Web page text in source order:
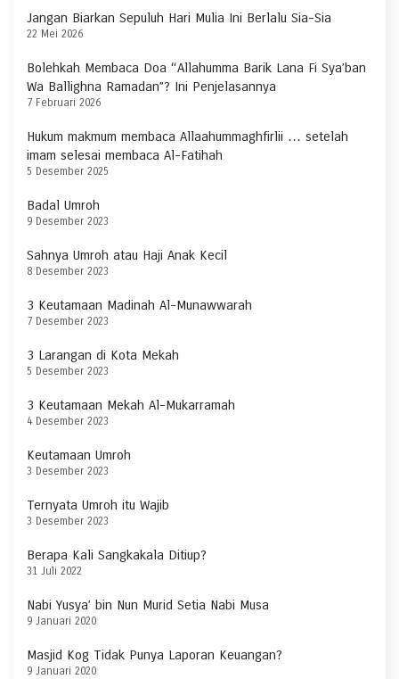
Jangan Biarkan Sepuluh Hari Mulia Ini Berlalu Sia-Sia
22 Mei 2026
Bolehkah Membaca Doa “Allahumma Barik Lana Fi Sya’ban
Wa Ballighna Ramadan”? Ini Penjelasannya
7 Februari 2026
Hukum makmum membaca Allaahummaghfirlii … setelah
imam selesai membaca Al-Fatihah
5 Desember 2025
Badal Umroh
9 Desember 2023
Sahnya Umroh atau Haji Anak Kecil
8 Desember 2023
3 Keutamaan Madinah Al-Munawwarah
7 Desember 2023
3 Larangan di Kota Mekah
5 Desember 2023
3 Keutamaan Mekah Al-Mukarramah
4 Desember 2023
Keutamaan Umroh
3 Desember 2023
Ternyata Umroh itu Wajib
3 Desember 2023
Berapa Kali Sangkakala Ditiup?
31 Juli 2022
Nabi Yusya’ bin Nun Murid Setia Nabi Musa
9 Januari 2020
Masjid Kog Tidak Punya Laporan Keuangan?
9 Januari 2020